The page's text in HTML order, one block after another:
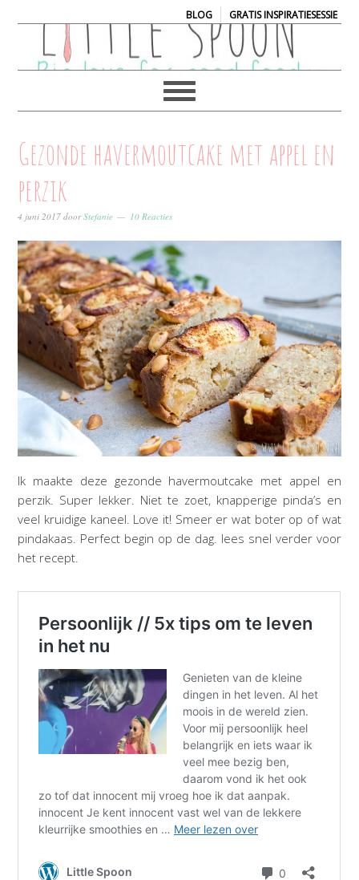
BLOG| GRATIS INSPIRATIESESSIE
Gezonde havermoutcake met appel en
perzik
4 juni 2017 doorStefanie 10 Reacties
Ik maakte deze gezonde havermoutcake met appel en
perzik. Super lekker. Niet te zoet, knapperige pinda’s en
veel kruidige kaneel. Love it! Smeer er wat boter op of wat
pindakaas. Perfect begin op de dag. lees snel verder voor
het recept.